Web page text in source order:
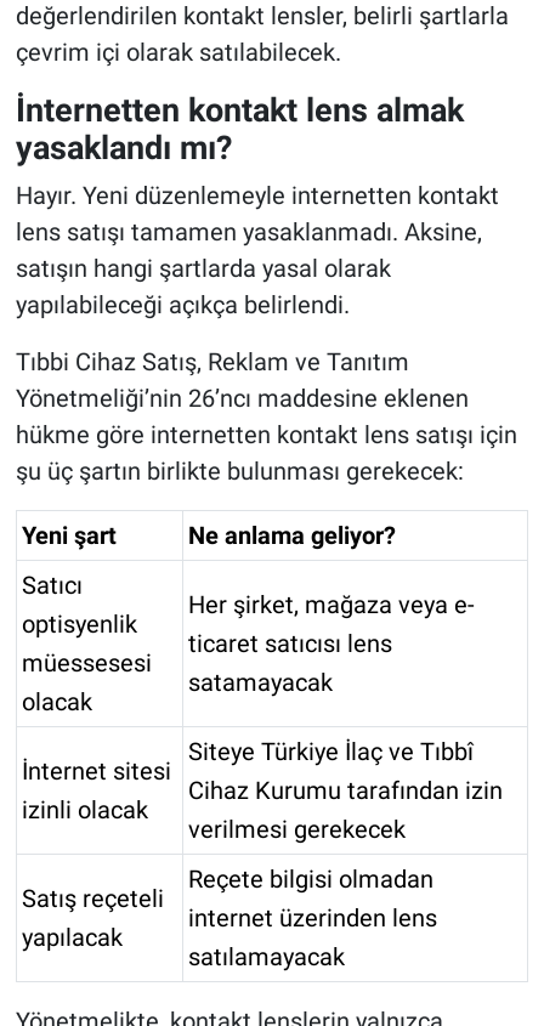
değerlendirilen kontakt lensler, belirli şartlarla
çevrim içi olarak satılabilecek.
İnternetten kontakt lens almak
yasaklandı mı?
Hayır. Yeni düzenlemeyle internetten kontakt
lens satışı tamamen yasaklanmadı. Aksine,
satışın hangi şartlarda yasal olarak
yapılabileceği açıkça belirlendi.
Tıbbi Cihaz Satış, Reklam ve Tanıtım
Yönetmeliği’nin 26’ncı maddesine eklenen
hükme göre internetten kontakt lens satışı için
şu üç şartın birlikte bulunması gerekecek:
Yeni şart
Ne anlama geliyor?
Satıcı
optisyenlik
müessesesi
olacak
Her şirket, mağaza veya e-
ticaret satıcısı lens
satamayacak
İnternet sitesi
izinli olacak
Siteye Türkiye İlaç ve Tıbbî
Cihaz Kurumu tarafından izin
verilmesi gerekecek
Satış reçeteli
yapılacak
Reçete bilgisi olmadan
internet üzerinden lens
satılamayacak